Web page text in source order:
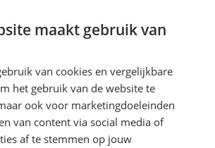
Aanmelden
veilig en worden niet gedeeld met anderen
maakt gebruik van
van cookies en vergelijkbare
het gebruik van de website te
ook voor marketingdoeleinden
van content via social media of
af te stemmen op jouw